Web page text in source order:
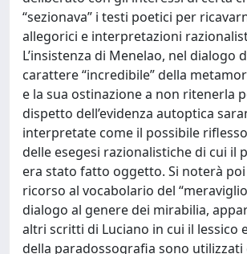
“sezionava” i testi poetici per
allegorici e interpretazioni
L’insistenza di Menelao, nel dialogo
carattere “incredibile” della
e la sua ostinazione a non ritenerla
dispetto dell’evidenza autoptica
interpretate come il possibile
delle esegesi razionalistiche di cui il
era stato fatto oggetto. Si noterà
ricorso al vocabolario del
dialogo al genere dei mirabilia,
altri scritti di Luciano in cui il lessico
della paradossografia sono utilizzati